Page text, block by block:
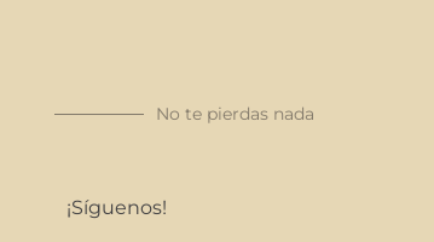
No te pierdas nada
¡Síguenos!